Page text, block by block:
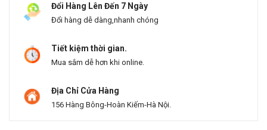
Đổi Hàng Lên Đến 7 Ngày
Đổi hàng dễ dàng,nhanh chóng
Tiết kiệm thời gian.
Mua sắm dễ hơn khi online.
Địa Chỉ Cửa Hàng
156 Hàng Bông-Hoàn Kiếm-Hà Nội.